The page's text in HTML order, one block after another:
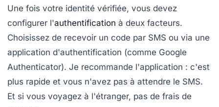
Une fois votre identité vérifiée, vous devez
configurer l'authentification à deux facteurs.
Choisissez de recevoir un code par SMS ou via une
application d'authentification (comme Google
Authenticator). Je recommande l'application : c'est
plus rapide et vous n'avez pas à attendre le SMS.
Et si vous voyagez à l'étranger, pas de frais de